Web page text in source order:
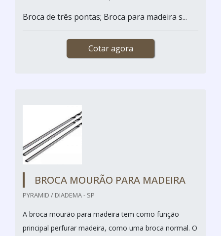
Broca de três pontas; Broca para madeira s...
Cotar agora
BROCA MOURÃO PARA MADEIRA
PYRAMID / DIADEMA - SP
A broca mourão para madeira tem como função
principal perfurar madeira, como uma broca normal. O